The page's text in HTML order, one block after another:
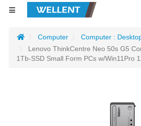
Computer
Computer :
Lenovo ThinkCentre Neo 50s G5
1Tb-SSD Small Form PCs w/Win11Pro